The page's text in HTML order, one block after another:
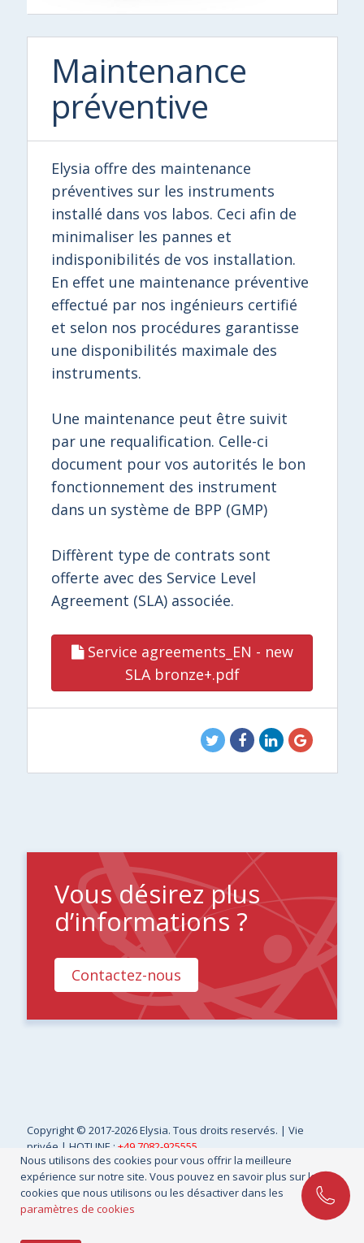
Maintenance
préventive
Elysia offre des maintenance
préventives sur les instruments
installé dans vos labos. Ceci afin de
minimaliser les pannes et
indisponibilités de vos installation.
En effet une maintenance préventive
effectué par nos ingénieurs certifié
et selon nos procédures garantisse
une disponibilités maximale des
instruments.
Une maintenance peut être suivit
par une requalification. Celle-ci
document pour vos autorités le bon
fonctionnement des instrument
dans un système de BPP (GMP)
Diffèrent type de contrats sont
offerte avec des Service Level
Agreement (SLA) associée.
Service agreements_EN - new
SLA bronze+.pdf
Vous désirez plus
d’informations ?
Contactez-nous
Copyright © 2017-2026 Elysia. Tous droits reservés. |Vie
privée | HOTLINE :+49 7082-925555
Nous utilisons des cookies pour vous offrir la meilleure
expérience sur notre site. Vous pouvez en savoir plus sur les
cookies que nous utilisons ou les désactiver dans les
paramètres de cookies